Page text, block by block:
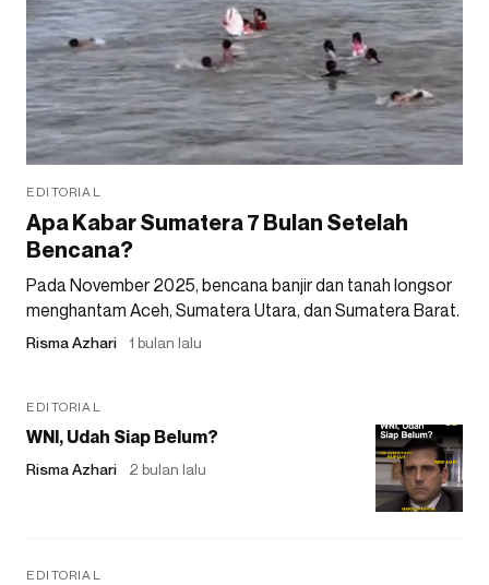
EDITORIAL
Apa Kabar Sumatera 7 Bulan Setelah
Bencana?
Pada November 2025, bencana banjir dan tanah longsor
menghantam Aceh, Sumatera Utara, dan Sumatera Barat.
Risma Azhari 1 bulan lalu
EDITORIAL
WNI, Udah Siap Belum?
Risma Azhari 2 bulan lalu
EDITORIAL